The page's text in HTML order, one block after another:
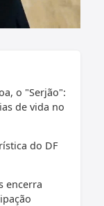
o "Serjão":
de vida no
do DF
encerra